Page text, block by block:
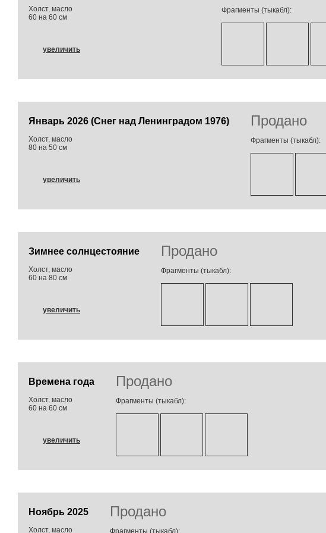
Холст, масло
60 на 60 см
увеличить
Фрагменты (тыкабл):
Январь 2026 (Снег над Ленинградом 1976)
Холст, масло
80 на 50 см
увеличить
Продано
Фрагменты (тыкабл):
Зимнее солнцестояние
Холст, масло
60 на 80 см
увеличить
Продано
Фрагменты (тыкабл):
Времена года
Холст, масло
60 на 60 см
увеличить
Продано
Фрагменты (тыкабл):
Ноябрь 2025
Холст, масло
Продано
Фрагменты (тыкабл):